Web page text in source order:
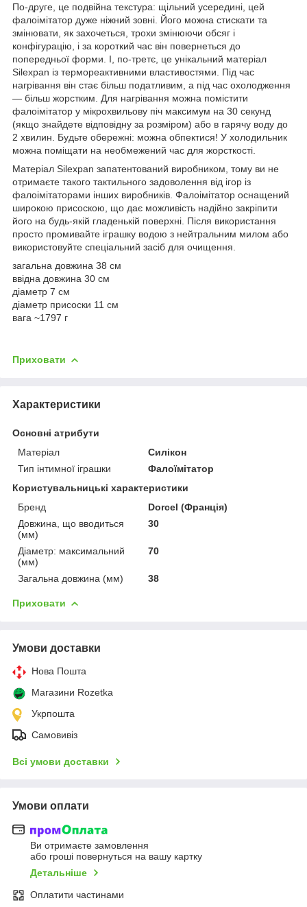
По-друге, це подвійна текстура: щільний усередині, цей
фалоімітатор дуже ніжний зовні. Його можна стискати та
змінювати, як захочеться, трохи змінюючи обсяг і
конфігурацію, і за короткий час він повернеться до
попередньої форми. І, по-третє, це унікальний матеріал
Silexpan із термореактивними властивостями. Під час
нагрівання він стає більш податливим, а під час охолодження
— більш жорстким. Для нагрівання можна помістити
фалоімітатор у мікрохвильову піч максимум на 30 секунд
(якщо знайдете відповідну за розміром) або в гарячу воду до
2 хвилин. Будьте обережні: можна обпектися! У холодильник
можна поміщати на необмежений час для жорсткості.
Матеріал Silexpan запатентований виробником, тому ви не
отримаєте такого тактильного задоволення від ігор із
фалоімітаторами інших виробників. Фалоімітатор оснащений
широкою присоскою, що дає можливість надійно закріпити
його на будь-якій гладенькій поверхні. Після використання
просто промивайте іграшку водою з нейтральним милом або
використовуйте спеціальний засіб для очищення.
загальна довжина 38 см
ввідна довжина 30 см
діаметр 7 см
діаметр присоски 11 см
вага ~1797 г
Приховати
Характеристики
Основні атрибути
Матеріал
Силікон
Тип інтимної іграшки
Фалоїмітатор
Користувальницькі характеристики
Бренд
Dorcel (Франція)
Довжина, що вводиться
(мм)
30
Діаметр: максимальний
(мм)
70
Загальна довжина (мм) 38
Приховати
Умови доставки
Нова Пошта
Магазини Rozetka
Укрпошта
Самовивіз
Всі умови доставки
Умови оплати
Ви отримаєте замовлення
або гроші повернуться на вашу картку
Детальніше
Оплатити частинами